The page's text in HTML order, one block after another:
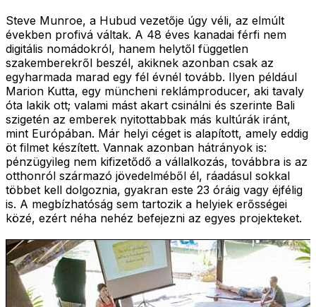
Steve Munroe, a Hubud vezetője úgy véli, az elmúlt
években profivá váltak. A 48 éves kanadai férfi nem
digitális nomádokról, hanem helytől független
szakemberekről beszél, akiknek azonban csak az
egyharmada marad egy fél évnél tovább. Ilyen például
Marion Kutta, egy müncheni reklámproducer, aki tavaly
óta lakik ott; valami mást akart csinálni és szerinte Bali
szigetén az emberek nyitottabbak más kultúrák iránt,
mint Európában. Már helyi céget is alapított, amely eddig
öt filmet készített. Vannak azonban hátrányok is:
pénzügyileg nem kifizetődő a vállalkozás, továbbra is az
otthonról származó jövedelméből él, ráadásul sokkal
többet kell dolgoznia, gyakran este 23 óráig vagy éjfélig
is. A megbízhatóság sem tartozik a helyiek erősségei
közé, ezért néha nehéz befejezni az egyes projekteket.